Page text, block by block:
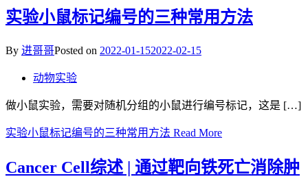
实验小鼠标记编号的三种常用方法
By 进哥哥Posted on 2022-01-152022-02-15
动物实验
做小鼠实验，需要对随机分组的小鼠进行编号标记，这是 […]
实验小鼠标记编号的三种常用方法 Read More
Cancer Cell综述 | 通过靶向铁死亡消除肿